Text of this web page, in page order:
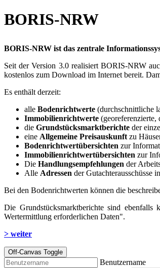
BORIS-NRW
BORIS-NRW ist das zentrale
Seit der Version 3.0 realisiert BORIS-NRW
kostenlos zum Download im Internet bereit.
Es enthält derzeit:
alle Bodenrichtwerte (durchschnittliche
Immobilienrichtwerte
die Grundstücksmarktberichte der
eine Allgemeine Preisauskunftzu
Bodenrichtwertübersichten zur
Immobilienrichtwertübersichten zur
Die Handlungsempfehlungen der
Alle Adressen der Gutachterausschüsse
Bei den Bodenrichtwerten können die
Die Grundstücksmarktberichte sind
Wertermittlung erforderlichen Daten".
> weiter
Off-Canvas Toggle
Benutzername